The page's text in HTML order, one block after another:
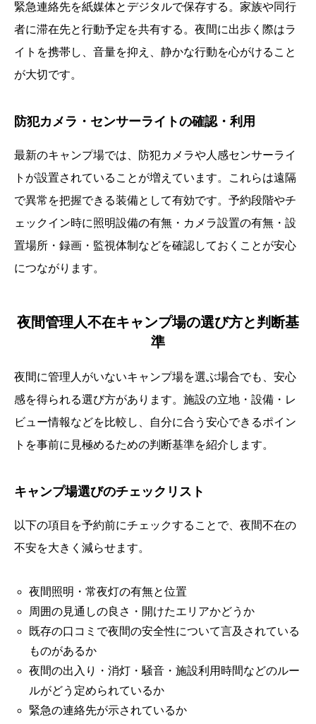
緊急連絡先を紙媒体とデジタルで保存する。家族や同行
者に滞在先と行動予定を共有する。夜間に出歩く際はラ
イトを携帯し、音量を抑え、静かな行動を心がけること
が大切です。
防犯カメラ・センサーライトの確認・利用
最新のキャンプ場では、防犯カメラや人感センサーライ
トが設置されていることが増えています。これらは遠隔
で異常を把握できる装備として有効です。予約段階やチ
ェックイン時に照明設備の有無・カメラ設置の有無・設
置場所・録画・監視体制などを確認しておくことが安心
につながります。
夜間管理人不在キャンプ場の選び方と判断基
準
夜間に管理人がいないキャンプ場を選ぶ場合でも、安心
感を得られる選び方があります。施設の立地・設備・レ
ビュー情報などを比較し、自分に合う安心できるポイン
トを事前に見極めるための判断基準を紹介します。
キャンプ場選びのチェックリスト
以下の項目を予約前にチェックすることで、夜間不在の
不安を大きく減らせます。
夜間照明・常夜灯の有無と位置
周囲の見通しの良さ・開けたエリアかどうか
既存の口コミで夜間の安全性について言及されている
ものがあるか
夜間の出入り・消灯・騒音・施設利用時間などのルー
ルがどう定められているか
緊急の連絡先が示されているか